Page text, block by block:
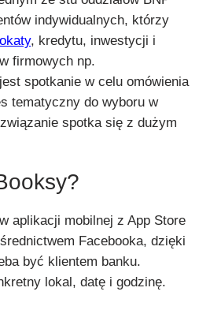
indywidualnych, którzy
, kredytu, inwestycji i
firmowych np.
spotkanie w celu omówienia
tematyczny do wyboru w
spotka się z dużym
aplikacji mobilnej z App Store
Facebooka, dzięki
być klientem banku.
lokal, datę i godzinę.